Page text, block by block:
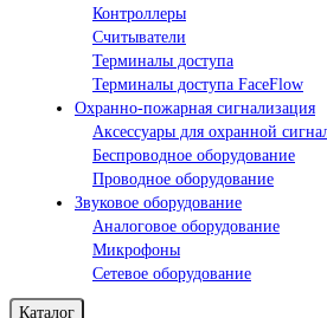
Контроллеры
Считыватели
Терминалы доступа
Терминалы доступа FaceFlow
Охранно-пожарная сигнализация
Аксессуары для охранной
Беспроводное оборудование
Проводное оборудование
Звуковое оборудование
Аналоговое оборудование
Микрофоны
Сетевое оборудование
Каталог